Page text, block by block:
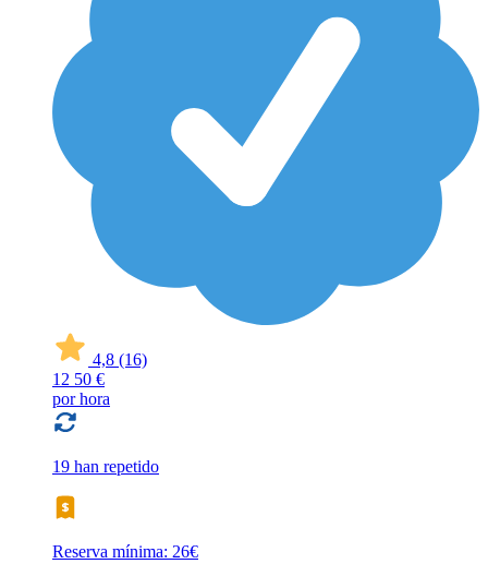
4,8 (16)
12 50 €
por hora
19 han repetido
Reserva mínima: 26€